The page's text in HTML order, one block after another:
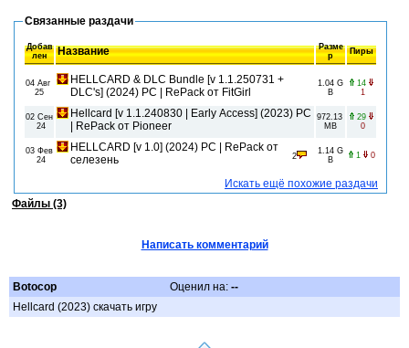
Связанные раздачи
Добав
лен
Название
Разме
р
Пиры
04 Авг
25
HELLCARD & DLC Bundle [v 1.1.250731 +
DLC's] (2024) PC | RePack от FitGirl
1.04 G
B
14
1
02 Сен
24
Hellcard [v 1.1.240830 | Early Access] (2023) PC
| RePack от Pioneer
972.13
MB
29
0
03 Фев
24
HELLCARD [v 1.0] (2024) PC | RePack от
селезень
2
1.14 G
B
1 0
Искать ещё похожие раздачи
Файлы (3)
Написать комментарий
Botocop Оценил на: --
Hellcard (2023) скачать игру